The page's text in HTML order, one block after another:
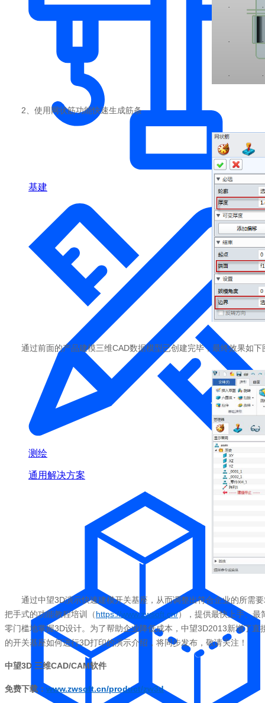
基建
测绘
通用解决方案
2、使用网状筋功能快速生成筋条
通过前面的产品建模三维CAD数据模型已创建完毕，最终效果如下
通过中望3D演示快速建模开关基座，从而调整出符合企业的所需
把手式的功能教程培训（https://www.zwsoft.cn/），提供最快上手、最
零门槛地掌握3D设计。为了帮助企业降低成本，中望3D2013新增了
的开关基座如何进行3D打印的演示介绍，将同步发布，敬请关注！
中望3D 三维CAD/CAM软件
免费下载： www.zwsoft.cn/product/zw3d